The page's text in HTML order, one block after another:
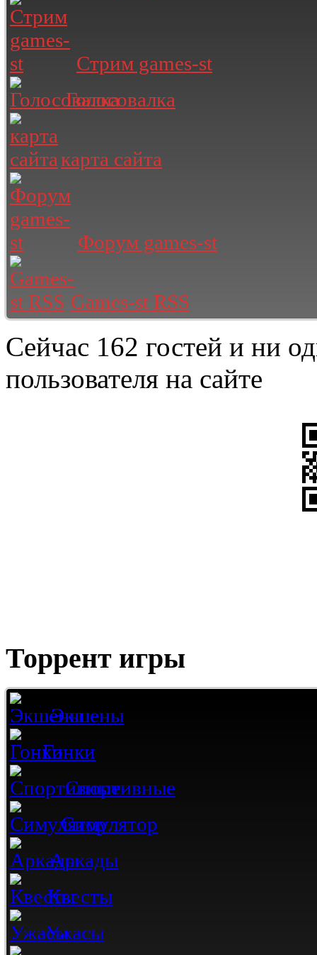
Стрим games-st
Голосовалка
карта сайта
Форум games-st
Games-st RSS
Сейчас 162 гостей и ни
пользователя на сайте
Торрент игры
Экшены
Гонки
Спортивные
Симулятор
Аркады
Квесты
Ужасы